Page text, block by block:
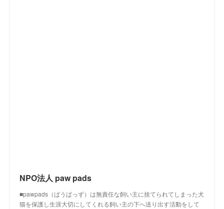
NPO法人 paw pads
■pawpads（ぱうぱっず）は無責任な飼い主に捨てられてしまった犬
猫を保護し生涯大切にしてくれる飼い主の下へ送り出す活動をして